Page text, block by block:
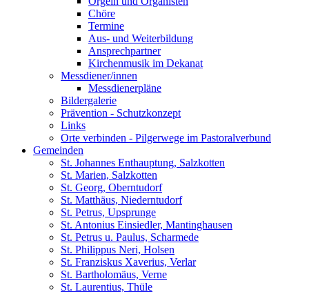
Chöre
Termine
Aus- und Weiterbildung
Ansprechpartner
Kirchenmusik im Dekanat
Messdiener/innen
Messdienerpläne
Bildergalerie
Prävention - Schutzkonzept
Links
Orte verbinden - Pilgerwege im Pastoralverbund
Gemeinden
St. Johannes Enthauptung, Salzkotten
St. Marien, Salzkotten
St. Georg, Oberntudorf
St. Matthäus, Niederntudorf
St. Petrus, Upsprunge
St. Antonius Einsiedler, Mantinghausen
St. Petrus u. Paulus, Scharmede
St. Philippus Neri, Holsen
St. Franziskus Xaverius, Verlar
St. Bartholomäus, Verne
St. Laurentius, Thüle